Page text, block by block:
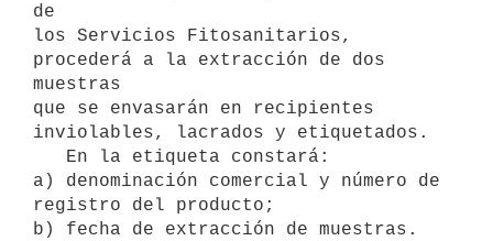
de
los Servicios Fitosanitarios,
procederá a la extracción de dos
muestras
que se envasarán en recipientes
inviolables, lacrados y etiquetados.
a) denominación comercial y número de
registro del producto;
b) fecha de extracción de muestras.